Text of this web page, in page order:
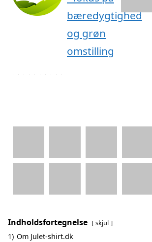
Indholdsfortegnelse skjul
1) Om Julet-shirt.dk